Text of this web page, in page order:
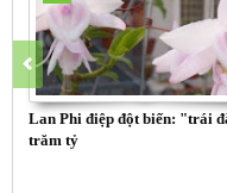
Lan Phi điệp đột biến: "trái
trăm tỷ